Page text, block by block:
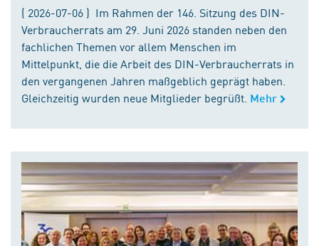
( 2026-07-06 ) Im Rahmen der 146. Sitzung des DIN-
Verbraucherrats am 29. Juni 2026 standen neben den
fachlichen Themen vor allem Menschen im
Mittelpunkt, die die Arbeit des DIN-Verbraucherrats in
den vergangenen Jahren maßgeblich geprägt haben.
Gleichzeitig wurden neue Mitglieder begrüßt. Mehr